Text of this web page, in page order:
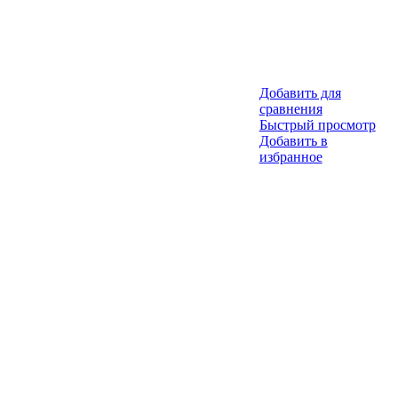
Добавить для
сравнения
Быстрый просмотр
Добавить в
избранное